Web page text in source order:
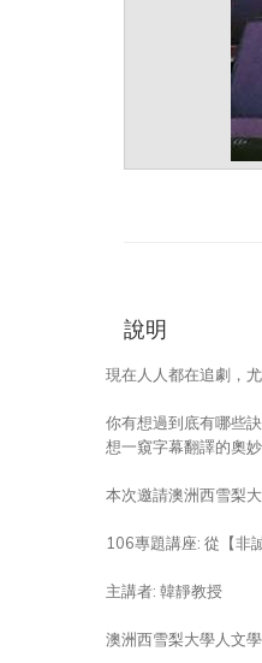
說明
現在人人都在追劇，
你有想過到底有哪些
想一窺字幕翻譯的奧
本次邀請澳洲西雪梨
106專題講座: 從【非
主講者: 韓靜教授
澳洲西雪梨大學人文